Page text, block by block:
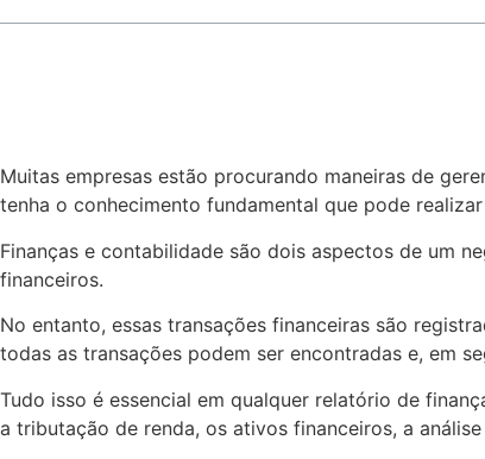
Muitas empresas estão procurando maneiras de
tenha o conhecimento fundamental que pode
Finanças e contabilidade são dois aspectos de um
financeiros.
No entanto, essas transações financeiras são
todas as transações podem ser encontradas e, em
Tudo isso é essencial em qualquer relatório de
a tributação de renda, os ativos financeiros, a